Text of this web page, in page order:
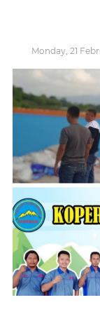
Monday, 21